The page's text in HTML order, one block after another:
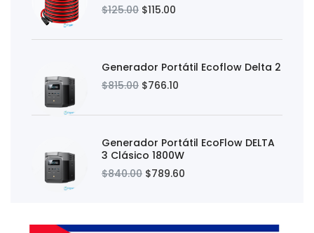
$125.00 $115.00
Generador Portátil Ecoflow Delta 2
$815.00 $766.10
Generador Portátil EcoFlow DELTA
3 Clásico 1800W
$840.00 $789.60